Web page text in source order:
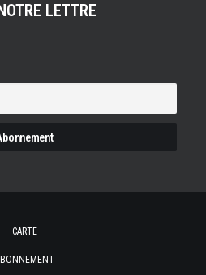
LETTRE
CARTE